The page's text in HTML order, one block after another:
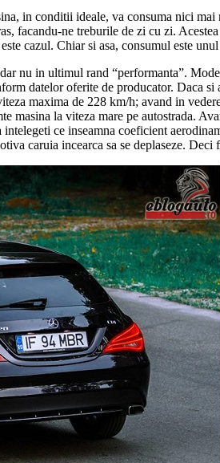
in conditii ideale, va consuma nici
facandu-ne treburile de zi cu zi.
cazul. Chiar si asa, consumul este
nu in ultimul rand “performanta”.
datelor oferite de producator. Daca
maxima de 228 km/h; avand in
masina la viteza mare pe autostrada.
intelegeti ce inseamna coeficient
caruia incearca sa se deplaseze.